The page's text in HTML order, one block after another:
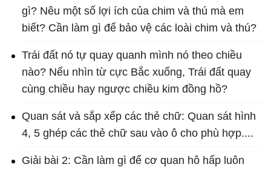
gì? Nêu một số lợi ích của chim và thú mà em
biết? Cần làm gì để bảo vệ các loài chim và thú?
Trái đất nó tự quay quanh mình nó theo chiều
nào? Nếu nhìn từ cực Bắc xuống, Trái đất quay
cùng chiều hay ngược chiều kim đồng hồ?
Quan sát và sắp xếp các thẻ chữ: Quan sát hình
4, 5 ghép các thẻ chữ sau vào ô cho phù hợp....
Giải bài 2: Cần làm gì để cơ quan hô hấp luôn